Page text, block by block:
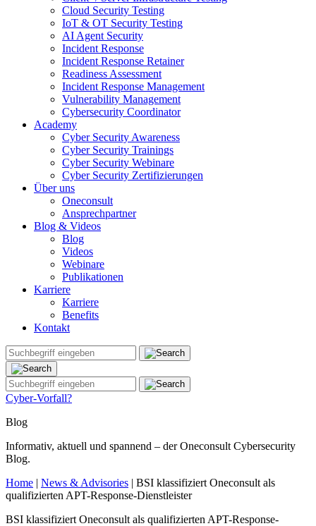
Cloud Security Testing
IoT & OT Security Testing
AI Agent Security
Incident Response
Incident Response Retainer
Readiness Assessment
Incident Response Management
Vulnerability Management
Cybersecurity Coordinator
Academy
Cyber Security Awareness
Cyber Security Trainings
Cyber Security Webinare
Cyber Security Zertifizierungen
Über uns
Oneconsult
Ansprechpartner
Blog & Videos
Blog
Videos
Webinare
Publikationen
Karriere
Karriere
Benefits
Kontakt
Cyber-Vorfall?
Blog
Informativ, aktuell und spannend – der Oneconsult Cybersecurity
Blog.
Home | News & Advisories | BSI klassifiziert Oneconsult als
qualifizierten APT-Response-Dienstleister
BSI klassifiziert Oneconsult als qualifizierten APT-Response-